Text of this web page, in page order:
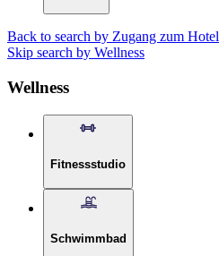
Back to search by Zugang zum Hotel
Skip search by Wellness
Wellness
Fitnessstudio
Schwimmbad